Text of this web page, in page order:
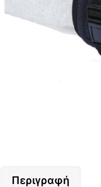
Περιγραφή